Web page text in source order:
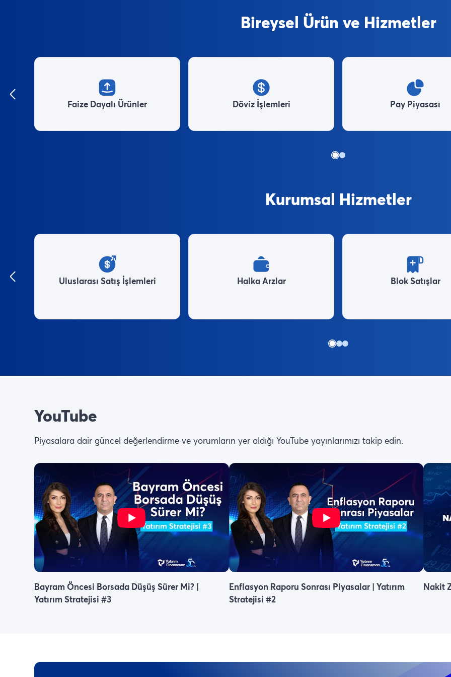
Bireysel Ürün ve Hizmetler
Faize Dayalı Ürünler Döviz İşlemleri Pay Piyasası
Kurumsal Hizmetler
Uluslarası Satış İşlemleri Halka Arzlar Blok Satışlar
YouTube
Piyasalara dair güncel değerlendirme ve yorumların yer aldığı YouTube yayınlarımızı takip edin.
Bayram Öncesi Borsada Düşüş Sürer Mi? |
Yatırım Stratejisi #3
Enflasyon Raporu Sonrası Piyasalar | Yatırım
Stratejisi #2
Nakit